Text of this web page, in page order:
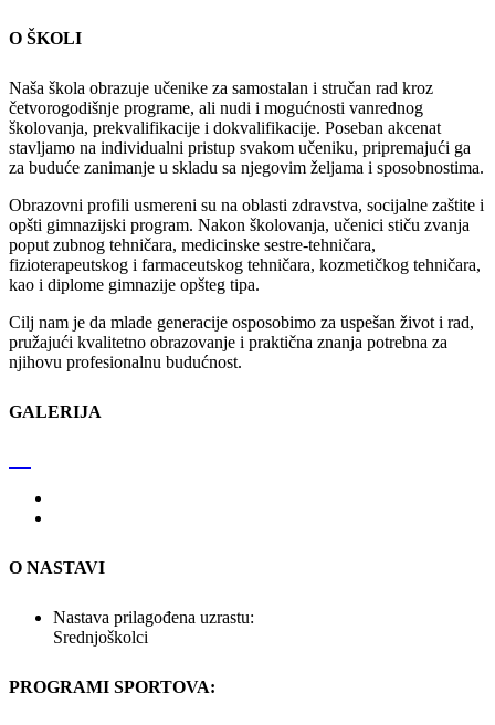
O ŠKOLI
Naša škola obrazuje učenike za samostalan i stručan rad kroz
četvorogodišnje programe, ali nudi i mogućnosti vanrednog
školovanja, prekvalifikacije i dokvalifikacije. Poseban akcenat
stavljamo na individualni pristup svakom učeniku, pripremajući ga
za buduće zanimanje u skladu sa njegovim željama i sposobnostima.
Obrazovni profili usmereni su na oblasti zdravstva, socijalne zaštite i
opšti gimnazijski program. Nakon školovanja, učenici stiču zvanja
poput zubnog tehničara, medicinske sestre-tehničara,
fizioterapeutskog i farmaceutskog tehničara, kozmetičkog tehničara,
kao i diplome gimnazije opšteg tipa.
Cilj nam je da mlade generacije osposobimo za uspešan život i rad,
pružajući kvalitetno obrazovanje i praktična znanja potrebna za
njihovu profesionalnu budućnost.
GALERIJA
O NASTAVI
Nastava prilagođena uzrastu:
Srednjoškolci
PROGRAMI SPORTOVA: